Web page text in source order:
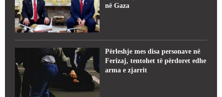
në Gaza
Përleshje mes disa personave në
Ferizaj, tentohet të përdoret edhe
arma e zjarrit